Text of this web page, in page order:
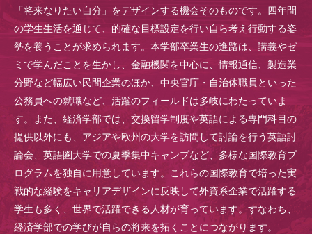
「将来なりたい自分」をデザインする機会そのものです。四年間
の学生生活を通じて、的確な目標設定を行い自ら考え行動する姿
勢を養うことが求められます。本学部卒業生の進路は、講義やゼ
ミで学んだことを生かし、金融機関を中心に、情報通信、製造業
分野など幅広い民間企業のほか、中央官庁・自治体職員といった
公務員への就職など、活躍のフィールドは多岐にわたっていま
す。また、経済学部では、交換留学制度や英語による専門科目の
提供以外にも、アジアや欧州の大学を訪問して討論を行う英語討
論会、英語圏大学での夏季集中キャンプなど、多様な国際教育プ
ログラムを独自に用意しています。これらの国際教育で培った実
戦的な経験をキャリアデザインに反映して外資系企業で活躍する
学生も多く、世界で活躍できる人材が育っています。すなわち、
経済学部での学びが自らの将来を拓くことにつながります。